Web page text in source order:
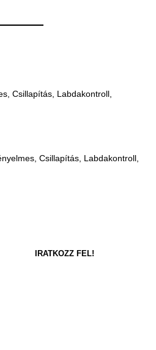
Csillapítás, Labdakontroll,
Csillapítás, Labdakontroll,